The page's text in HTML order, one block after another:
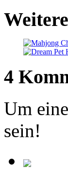
4
Um
sein!